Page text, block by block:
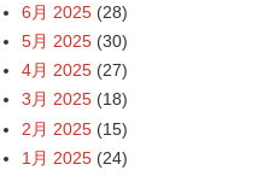
6月 2025 (28)
5月 2025 (30)
4月 2025 (27)
3月 2025 (18)
2月 2025 (15)
1月 2025 (24)